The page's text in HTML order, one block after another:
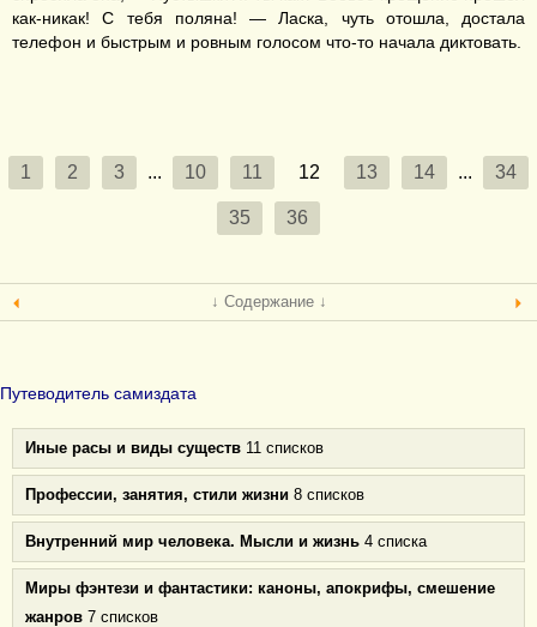
как-никак! С тебя поляна! — Ласка, чуть отошла, достала
телефон и быстрым и ровным голосом что-то начала диктовать.
1 2 3 ... 10 11 12 13 14 ... 34
35 36
↓ Содержание ↓
Путеводитель самиздата
Иные расы и виды существ 11 списков
Профессии, занятия, стили жизни 8 списков
Внутренний мир человека. Мысли и жизнь 4 списка
Миры фэнтези и фантастики: каноны, апокрифы, смешение
жанров 7 списков